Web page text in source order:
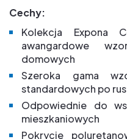
Cechy:
Kolekcja Expona
awangardowe
domowych
Szeroka gama
standardowych po
Odpowiednie do
mieszkaniowych
Pokrycie